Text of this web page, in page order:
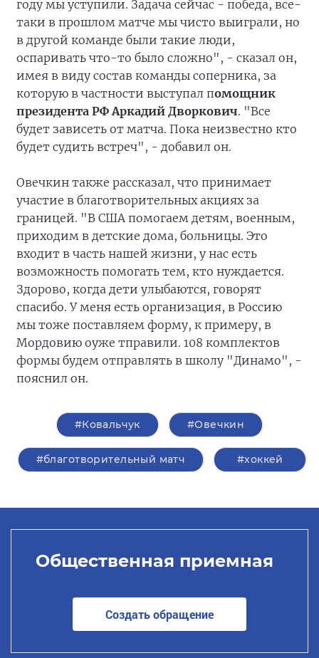
году мы уступили. Задача сейчас - победа, все-
таки в прошлом матче мы чисто выиграли, но
в другой команде были такие люди,
оспаривать что-то было сложно", - сказал он,
имея в виду состав команды соперника, за
которую в частности выступал помощник
президента РФ Аркадий Дворкович. "Все
будет зависеть от матча. Пока неизвестно кто
будет судить встреч", - добавил он.
Овечкин также рассказал, что принимает
участие в благотворительных акциях за
границей. "В США помогаем детям, военным,
приходим в детские дома, больницы. Это
входит в часть нашей жизни, у нас есть
возможность помогать тем, кто нуждается.
Здорово, когда дети улыбаются, говорят
спасибо. У меня есть организация, в Россию
мы тоже поставляем форму, к примеру, в
Мордовию оуже тправили. 108 комплектов
формы будем отправлять в школу "Динамо", -
пояснил он.
#Ковальчук #Овечкин
#благотворительный матч #хоккей
Общественная приемная
Создать обращение